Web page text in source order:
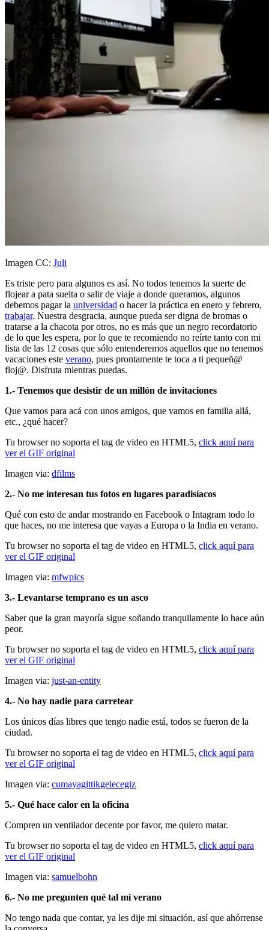
Imagen CC: Juli
Es triste pero para algunos es así. No todos tenemos la suerte de
flojear a pata suelta o salir de viaje a donde queramos, algunos
debemos pagar la universidad o hacer la práctica en enero y febrero,
trabajar. Nuestra desgracia, aunque pueda ser digna de bromas o
tratarse a la chacota por otros, no es más que un negro recordatorio
de lo que les espera, por lo que te recomiendo no reírte tanto con mi
lista de las 12 cosas que sólo entenderemos aquellos que no tenemos
vacaciones este verano, pues prontamente te toca a ti pequeñ@
floj@. Disfruta mientras puedas.
1.- Tenemos que desistir de un millón de invitaciones
Que vamos para acá con unos amigos, que vamos en familia allá,
etc., ¿qué hacer?
Tu browser no soporta el tag de video en HTML5, click aquí para
ver el GIF original
Imagen via: dfilms
2.- No me interesan tus fotos en lugares paradisíacos
Qué con esto de andar mostrando en Facebook o Intagram todo lo
que haces, no me interesa que vayas a Europa o la India en verano.
Tu browser no soporta el tag de video en HTML5, click aquí para
ver el GIF original
Imagen via: mfwpics
3.- Levantarse temprano es un asco
Saber que la gran mayoría sigue soñando tranquilamente lo hace aún
peor.
Tu browser no soporta el tag de video en HTML5, click aquí para
ver el GIF original
Imagen via: just-an-entity
4.- No hay nadie para carretear
Los únicos días libres que tengo nadie está, todos se fueron de la
ciudad.
Tu browser no soporta el tag de video en HTML5, click aquí para
ver el GIF original
Imagen via: cumayagittikgelecegiz
5.- Qué hace calor en la oficina
Compren un ventilador decente por favor, me quiero matar.
Tu browser no soporta el tag de video en HTML5, click aquí para
ver el GIF original
Imagen via: samuelbohn
6.- No me pregunten qué tal mi verano
No tengo nada que contar, ya les dije mi situación, así que ahórrense